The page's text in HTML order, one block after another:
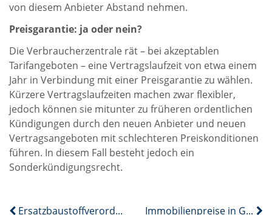
von diesem Anbieter Abstand nehmen.
Preisgarantie: ja oder nein?
Die Verbraucherzentrale rät – bei akzeptablen
Tarifangeboten – eine Vertragslaufzeit von etwa einem
Jahr in Verbindung mit einer Preisgarantie zu wählen.
Kürzere Vertragslaufzeiten machen zwar flexibler,
jedoch können sie mitunter zu früheren ordentlichen
Kündigungen durch den neuen Anbieter und neuen
Vertragsangeboten mit schlechteren Preiskonditionen
führen. In diesem Fall besteht jedoch ein
Sonderkündigungsrecht.
Ersatzbaustoffverordnung ist in Kraft getreten Immobilienpreise in Großstädten bis zu 17 Prozent unter Allzeithoch